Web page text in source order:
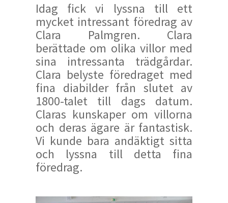
Idag fick vi lyssna till ett
mycket intressant föredrag av
Clara Palmgren. Clara
berättade om olika villor med
sina intressanta trädgårdar.
Clara belyste föredraget med
fina diabilder från slutet av
1800-talet till dags datum.
Claras kunskaper om villorna
och deras ägare är fantastisk.
Vi kunde bara andäktigt sitta
och lyssna till detta fina
föredrag.